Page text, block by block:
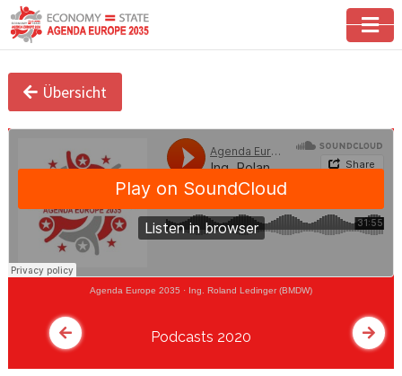
Übersicht
Agenda Europe 2035 · Ing. Roland Ledinger (BMDW)
Podcasts 2020